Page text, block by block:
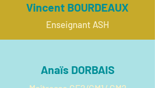
Vincent BOURDEAUX
Enseignant ASH
Anaïs DORBAIS